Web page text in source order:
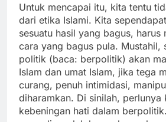
Untuk mencapai itu, kita tentu
dari etika Islami. Kita
sesuatu hasil yang bagus, harus
cara yang bagus pula. Mustahil,
politik (baca: berpolitik) akan
Islam dan umat Islam, jika tega
curang, penuh intimidasi,
diharamkan. Di sinilah, perlunya
kebeningan hati dalam